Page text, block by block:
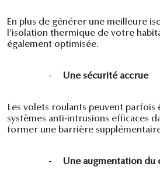
En plus de générer une meilleure
l’isolation thermique de votre
également optimisée.
- Une sécurité accrue
Les volets roulants peuvent
systèmes anti-intrusions efficaces
former une barrière
- Une augmentation du